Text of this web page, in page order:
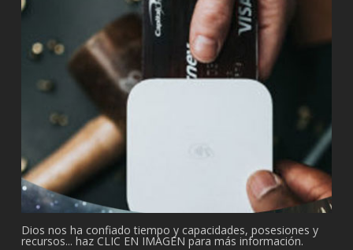
Dios nos ha confiado tiempo y capacidades, posesiones y
recursos... haz CLIC EN IMAGEN para más información.